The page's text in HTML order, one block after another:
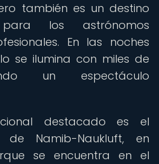
también es un destino
los astrónomos
En las noches
se ilumina con miles de
un espectáculo
destacado es el
de Namib-Naukluft, en
se encuentra en el